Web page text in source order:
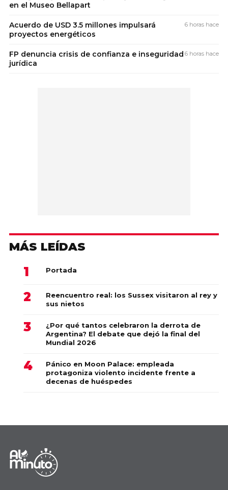
en el Museo Bellapart
Acuerdo de USD 3.5 millones impulsará
proyectos energéticos
6 horas hace
FP denuncia crisis de confianza e inseguridad
jurídica
6 horas hace
MÁS LEÍDAS
Portada
Reencuentro real: los Sussex visitaron al rey y
sus nietos
¿Por qué tantos celebraron la derrota de
Argentina? El debate que dejó la final del
Mundial 2026
Pánico en Moon Palace: empleada
protagoniza violento incidente frente a
decenas de huéspedes